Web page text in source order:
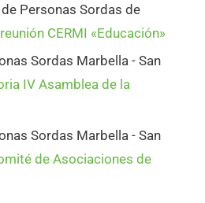
Personas Sordas de
CERMI «Educación»
Sordas Marbella - San
IV Asamblea de la
Sordas Marbella - San
de Asociaciones de